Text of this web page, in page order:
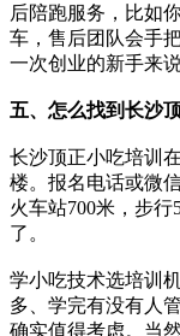
后陪跑服务，比如
车，售后团队会手
一次创业的新手来
五、怎么找到长沙
长沙顶正小吃培训
楼。报名电话或微
火车站700米，步
了。
学小吃技术选培训
多、学完有没有人
确实值得考虑。当